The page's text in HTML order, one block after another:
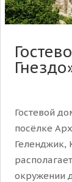
Гостевой
посёлке
Геленджик,
окружении